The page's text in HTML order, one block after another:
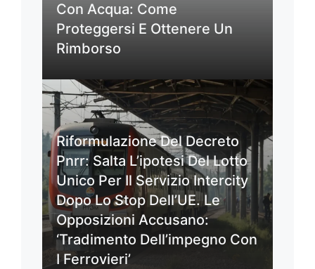
Con Acqua: Come
Proteggersi E Ottenere Un
Rimborso
Riformulazione Del Decreto
Pnrr: Salta L’ipotesi Del Lotto
Unico Per Il Servizio Intercity
Dopo Lo Stop Dell’UE. Le
Opposizioni Accusano:
‘Tradimento Dell’impegno Con
I Ferrovieri’